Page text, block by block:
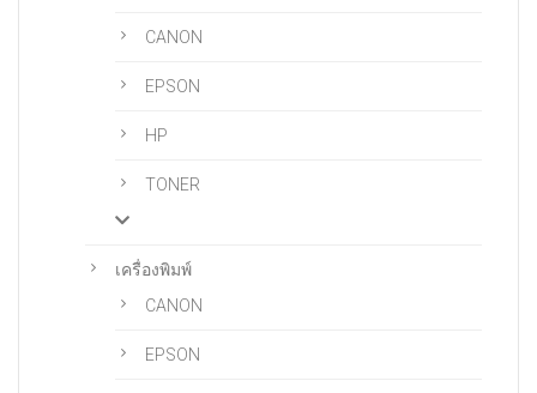
CANON
EPSON
HP
TONER
เครื่องพิมพ์
CANON
EPSON